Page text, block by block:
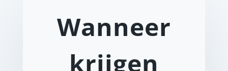
Wanneer
krijgen